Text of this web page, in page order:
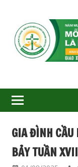
GIA ĐÌNH CẦU
BẢY TUẦN